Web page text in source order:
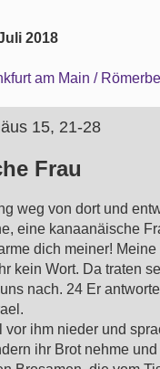
2018
am Main /
15, 21-28
Frau
weg von dort und
eine kanaanäische
dich meiner!
kein Wort. Da traten
nach. 24 Er
ihm nieder und
ihr Brot nehme